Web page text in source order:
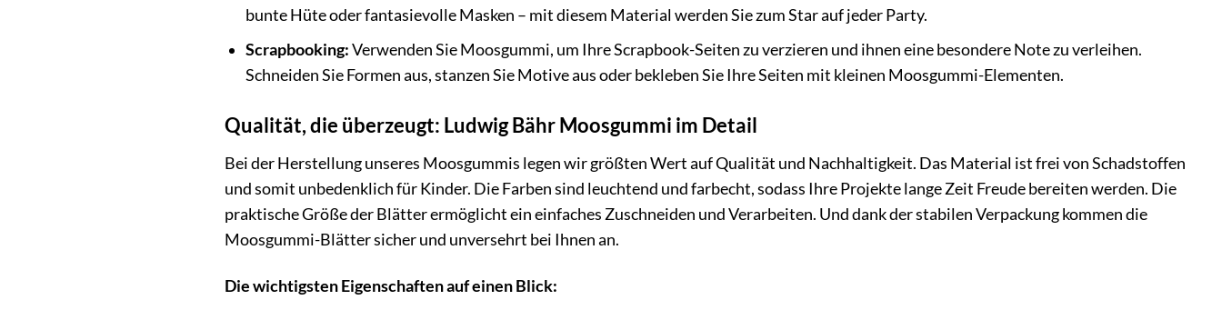
bunte Hüte oder fantasievolle Masken – mit diesem Material werden Sie zum Star auf jeder Party.
Scrapbooking:Verwenden Sie Moosgummi, um Ihre Scrapbook-Seiten zu verzieren und ihnen eine besondere Note zu verleihen.
Schneiden Sie Formen aus, stanzen Sie Motive aus oder bekleben Sie Ihre Seiten mit kleinen Moosgummi-Elementen.
Qualität, die überzeugt: Ludwig Bähr Moosgummi im Detail
Bei der Herstellung unseres Moosgummis legen wir größten Wert auf Qualität und Nachhaltigkeit. Das Material ist frei von Schadstoffen
und somit unbedenklich für Kinder. Die Farben sind leuchtend und farbecht, sodass Ihre Projekte lange Zeit Freude bereiten werden. Die
praktische Größe der Blätter ermöglicht ein einfaches Zuschneiden und Verarbeiten. Und dank der stabilen Verpackung kommen die
Moosgummi-Blätter sicher und unversehrt bei Ihnen an.
Die wichtigsten Eigenschaften auf einen Blick: